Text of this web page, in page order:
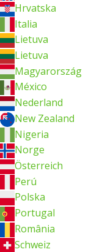
Hrvatska
Italia
Lietuva
Lietuva
Magyarország
México
Nederland
New Zealand
Nigeria
Norge
Österreich
Perú
Polska
Portugal
România
Schweiz